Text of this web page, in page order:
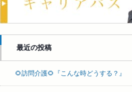
最近の投稿
🌻訪問介護🌻『こんな時どうする？』